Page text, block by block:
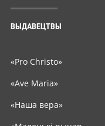
ВЫДАВЕЦТВЫ
«Pro Christo»
«Ave Maria»
«Наша вера»